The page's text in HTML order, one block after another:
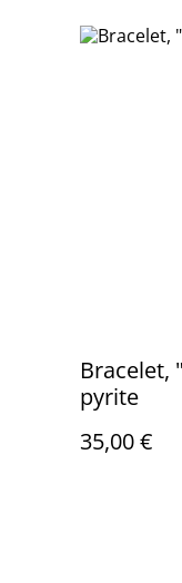
Bracelet,
pyrite
35,00 €